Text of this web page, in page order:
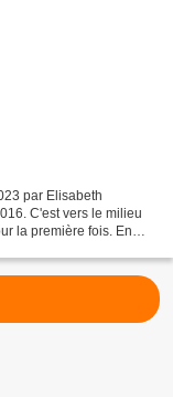
par Elisabeth
C'est vers le milieu
la première fois. En